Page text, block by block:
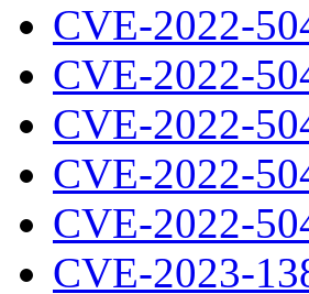
CVE-2022-
CVE-2022-
CVE-2022-
CVE-2022-
CVE-2022-
CVE-2023-